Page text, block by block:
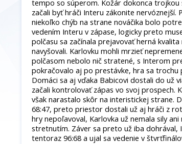
tempo so súperom. Kožár dokonca
začali byť hráči Interu zákonite
niekoľko chýb na strane nováčika bolo
vedením Interu v zápase, logicky preto
polčasu sa začínala prejavovať herná
navyšovali. Karlovku mohli mrzieť
polčasom nebolo nič stratené, s Interom
pokračovalo aj po prestávke, hra sa
Domáci sa aj vďaka Babicovi dostali do už
začali kontrolovať zápas vo svoj prospech.
však narastalo skôr na interistickej strane.
68:47, preto priestor dostali už aj hráči z
hry nepoľavoval, Karlovka už nemala sily
stretnutím. Záver sa preto už iba dohrával,
tentoraz 96:68 a ujal sa vedenie v